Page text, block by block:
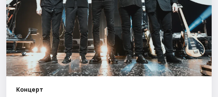
Экскурсии
Спорт
События
Концерт